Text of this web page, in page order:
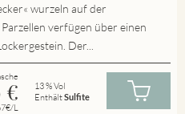
wurzeln auf der
verfügen über einen
Der...
€
L
13 % Vol
EnthältSulfite